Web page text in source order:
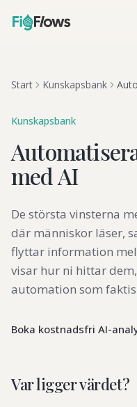
Start Kunskapsbank
Kunskapsbank
med AI
De största vinsterna
där människor läser,
flyttar information
visar hur ni hittar
automation som
Boka kostnadsfri AI-
Var ligger värdet?